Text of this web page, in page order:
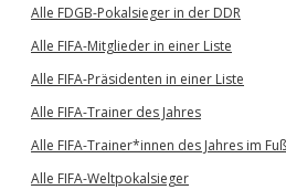
Alle FDGB-Pokalsieger in der DDR
Alle FIFA-Mitglieder in einer Liste
Alle FIFA-Präsidenten in einer Liste
Alle FIFA-Trainer des Jahres
Alle FIFA-Trainer*innen des Jahres im
Alle FIFA-Weltpokalsieger